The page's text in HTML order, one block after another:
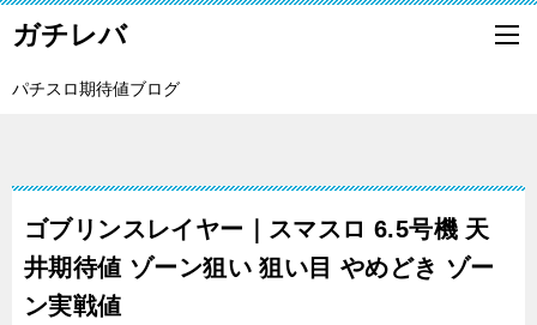
ガチレバ
パチスロ期待値ブログ
ゴブリンスレイヤー｜スマスロ 6.5号機 天
井期待値 ゾーン狙い 狙い目 やめどき ゾー
ン実戦値